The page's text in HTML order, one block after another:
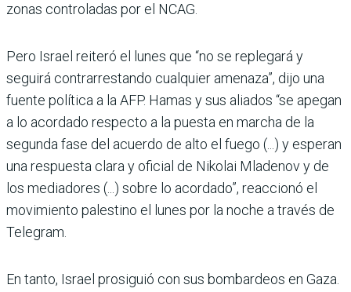
zonas controladas por el NCAG.
Pero Israel reiteró el lunes que “no se replegará y
seguirá contrarrestando cualquier amenaza”, dijo una
fuente política a la AFP. Hamas y sus aliados “se apegan
a lo acordado respecto a la puesta en marcha de la
segunda fase del acuerdo de alto el fuego (...) y esperan
una respuesta clara y oficial de Nikolai Mladenov y de
los mediadores (...) sobre lo acordado”, reaccionó el
movimiento palestino el lunes por la noche a través de
Telegram.
En tanto, Israel prosiguió con sus bombardeos en Gaza.